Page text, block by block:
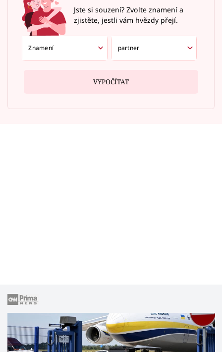
Jste si souzení? Zvolte znamení a
zjistěte, jestli vám hvězdy přejí.
VYPOČÍTAT